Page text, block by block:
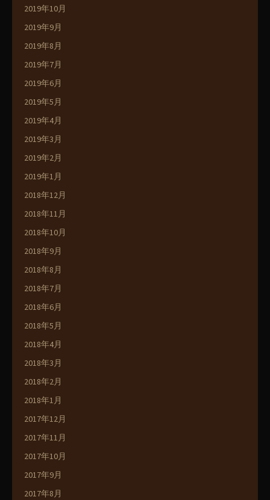
2019年10月
2019年9月
2019年8月
2019年7月
2019年6月
2019年5月
2019年4月
2019年3月
2019年2月
2019年1月
2018年12月
2018年11月
2018年10月
2018年9月
2018年8月
2018年7月
2018年6月
2018年5月
2018年4月
2018年3月
2018年2月
2018年1月
2017年12月
2017年11月
2017年10月
2017年9月
2017年8月